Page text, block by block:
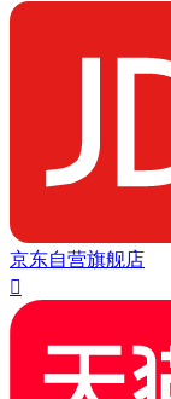
京东自营旗舰店
